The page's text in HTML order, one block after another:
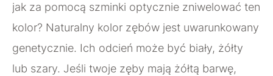
jak za pomocą szminki optycznie zniwelować ten
kolor? Naturalny kolor zębów jest uwarunkowany
genetycznie. Ich odcień może być biały, żółty
lub szary. Jeśli twoje zęby mają żółtą barwę,